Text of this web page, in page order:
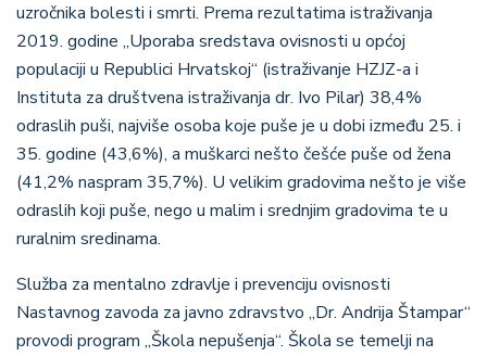
uzročnika bolesti i smrti. Prema rezultatima istraživanja
2019. godine „Uporaba sredstava ovisnosti u općoj
populaciji u Republici Hrvatskoj“ (istraživanje HZJZ-a i
Instituta za društvena istraživanja dr. Ivo Pilar) 38,4%
odraslih puši, najviše osoba koje puše je u dobi između 25. i
35. godine (43,6%), a muškarci nešto češće puše od žena
(41,2% naspram 35,7%). U velikim gradovima nešto je više
odraslih koji puše, nego u malim i srednjim gradovima te u
ruralnim sredinama.
Služba za mentalno zdravlje i prevenciju ovisnosti
Nastavnog zavoda za javno zdravstvo „Dr. Andrija Štampar“
provodi program „Škola nepušenja“. Škola se temelji na